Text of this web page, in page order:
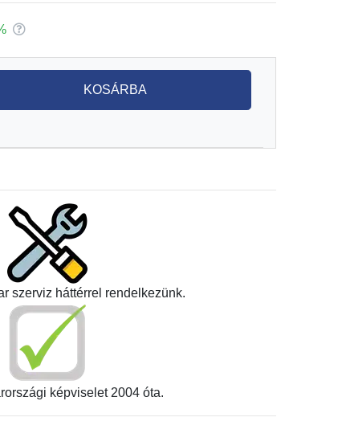
KOSÁRBA
szerviz háttérrel rendelkezünk.
képviselet 2004 óta.